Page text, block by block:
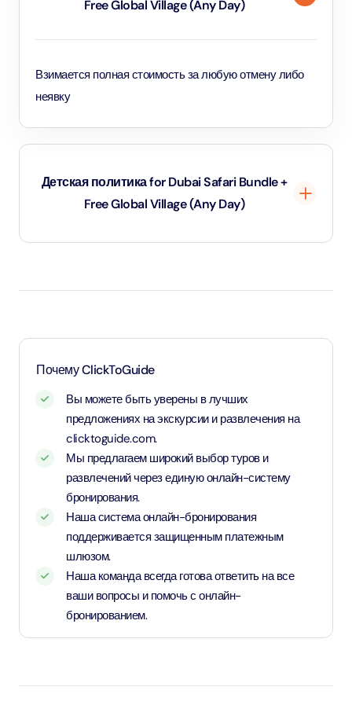
Free Global Village (Any Day)
Взимается полная стоимость за любую отмену либо
неявку
Детская политика for Dubai Safari Bundle +
Free Global Village (Any Day)
бесплатный.
тариф для взрослых
Почему ClickToGuide
Вы можете быть уверены в лучших
предложениях на экскурсии и развлечения на
clicktoguide.com.
Мы предлагаем широкий выбор туров и
развлечений через единую онлайн-систему
бронирования.
Наша система онлайн-бронирования
поддерживается защищенным платежным
шлюзом.
Наша команда всегда готова ответить на все
ваши вопросы и помочь с онлайн-
бронированием.